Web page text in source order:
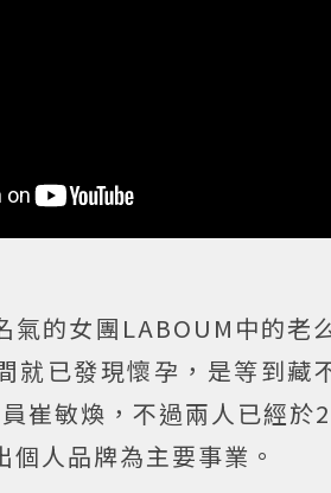
氣的女團LABOUM中的
就已發現懷孕，是等到
崔敏煥，不過兩人已經於
人品牌為主要事業。